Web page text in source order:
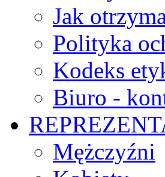
Jak
Polityka
Kodeks
Biuro -
Mężczyźni